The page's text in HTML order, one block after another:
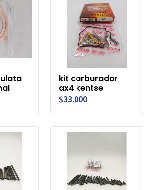
kit carburador
ax4 kentse
$33.000